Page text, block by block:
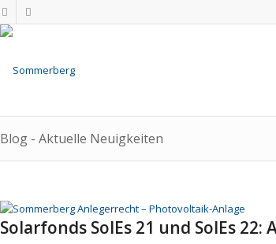
Blog - Aktuelle Neuigkeiten
Solarfonds SolEs 21 und SolEs